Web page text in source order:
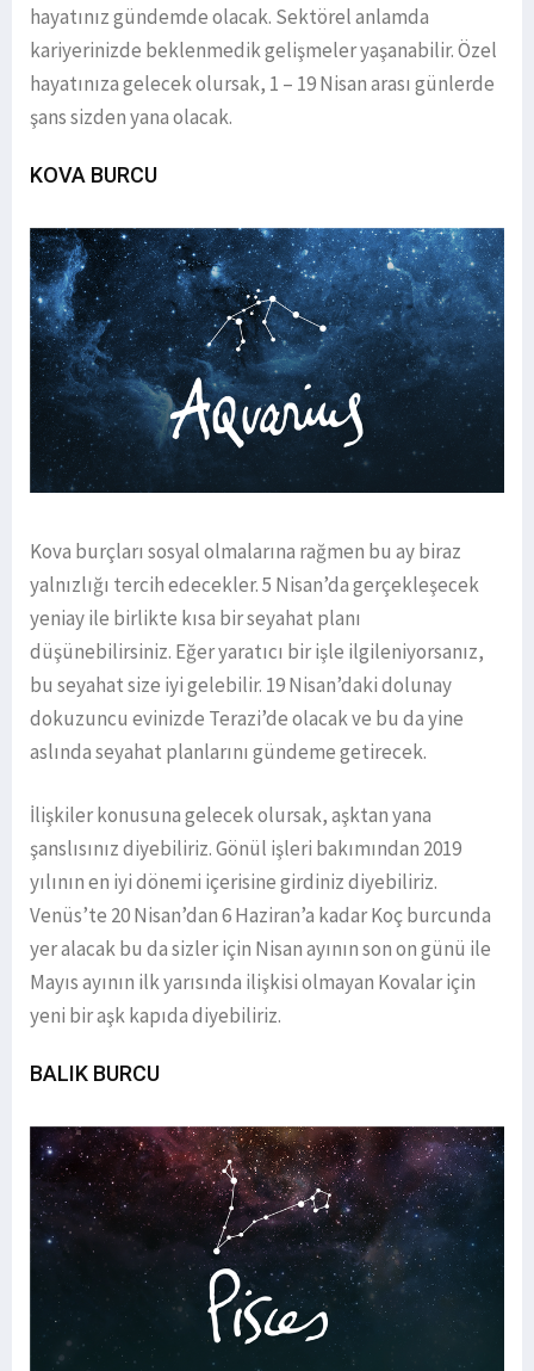
hayatınız gündemde olacak. Sektörel anlamda
kariyerinizde beklenmedik gelişmeler yaşanabilir. Özel
hayatınıza gelecek olursak, 1 – 19 Nisan arası günlerde
şans sizden yana olacak.
KOVA BURCU
Kova burçları sosyal olmalarına rağmen bu ay biraz
yalnızlığı tercih edecekler. 5 Nisan’da gerçekleşecek
yeniay ile birlikte kısa bir seyahat planı
düşünebilirsiniz. Eğer yaratıcı bir işle ilgileniyorsanız,
bu seyahat size iyi gelebilir. 19 Nisan’daki dolunay
dokuzuncu evinizde Terazi’de olacak ve bu da yine
aslında seyahat planlarını gündeme getirecek.
İlişkiler konusuna gelecek olursak, aşktan yana
şanslısınız diyebiliriz. Gönül işleri bakımından 2019
yılının en iyi dönemi içerisine girdiniz diyebiliriz.
Venüs’te 20 Nisan’dan 6 Haziran’a kadar Koç burcunda
yer alacak bu da sizler için Nisan ayının son on günü ile
Mayıs ayının ilk yarısında ilişkisi olmayan Kovalar için
yeni bir aşk kapıda diyebiliriz.
BALIK BURCU